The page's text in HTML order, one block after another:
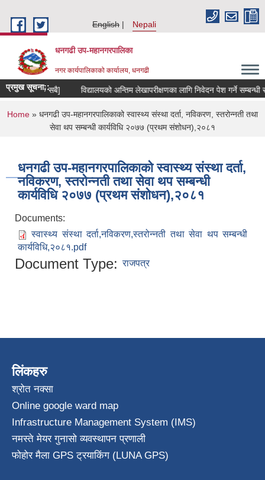
English
Nepali
धनगढी उप-महानगरपालिका
नगर कार्यपालिकाको कार्यालय, धनगढी
प्रमुख सूचना::
विद्यालयहरु सबै] विद्यालयको अन्तिम लेखापरीक्षणका लागि निवेदन पेश गर्ने सम्बन्धी
You are here
Home » धनगढी उप-महानगरपालिकाको स्वास्थ्य संस्था दर्ता, नविकरण, स्तरोन्नती तथा
सेवा थप सम्बन्धी कार्यविधि २०७७ (प्रथम संशोधन),२०८१
धनगढी उप-महानगरपालिकाको स्वास्थ्य संस्था दर्ता,
नविकरण, स्तरोन्नती तथा सेवा थप सम्बन्धी
कार्यविधि २०७७ (प्रथम संशोधन),२०८१
Documents:
स्वास्थ्य संस्था दर्ता,नविकरण,स्तरोन्नती तथा सेवा थप सम्बन्धी
कार्यविधि,२०८१.pdf
Document Type: राजपत्र
लिंकहरु
श्रोत नक्सा
Online google ward map
Infrastructure Management System (IMS)
नमस्ते मेयर गुनासो व्यवस्थापन प्रणाली
फोहोर मैला GPS ट्रयाकिंग (LUNA GPS)